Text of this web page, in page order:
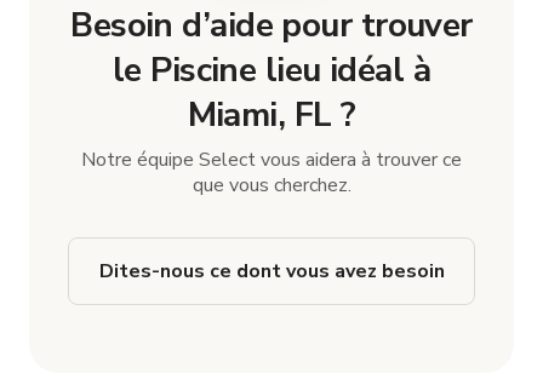
Besoin d’aide pour trouver
le Piscine lieu idéal à
Miami, FL ?
Notre équipe Select vous aidera à trouver ce
que vous cherchez.
Dites-nous ce dont vous avez besoin